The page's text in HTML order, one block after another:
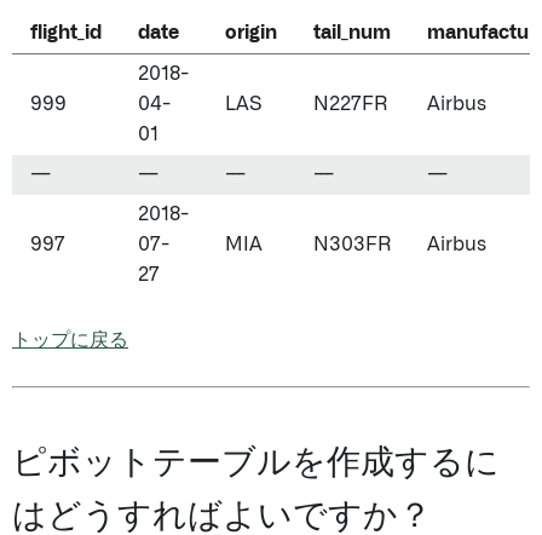
flight_id date origin tail_num
999
2018-
04-
01
LAS N227FR Airbus
--- --- --- --- ---
997
2018-
07-
27
MIA N303FR Airbus
トップに戻る
ピボットテーブルを作成するに
はどうすればよいですか？